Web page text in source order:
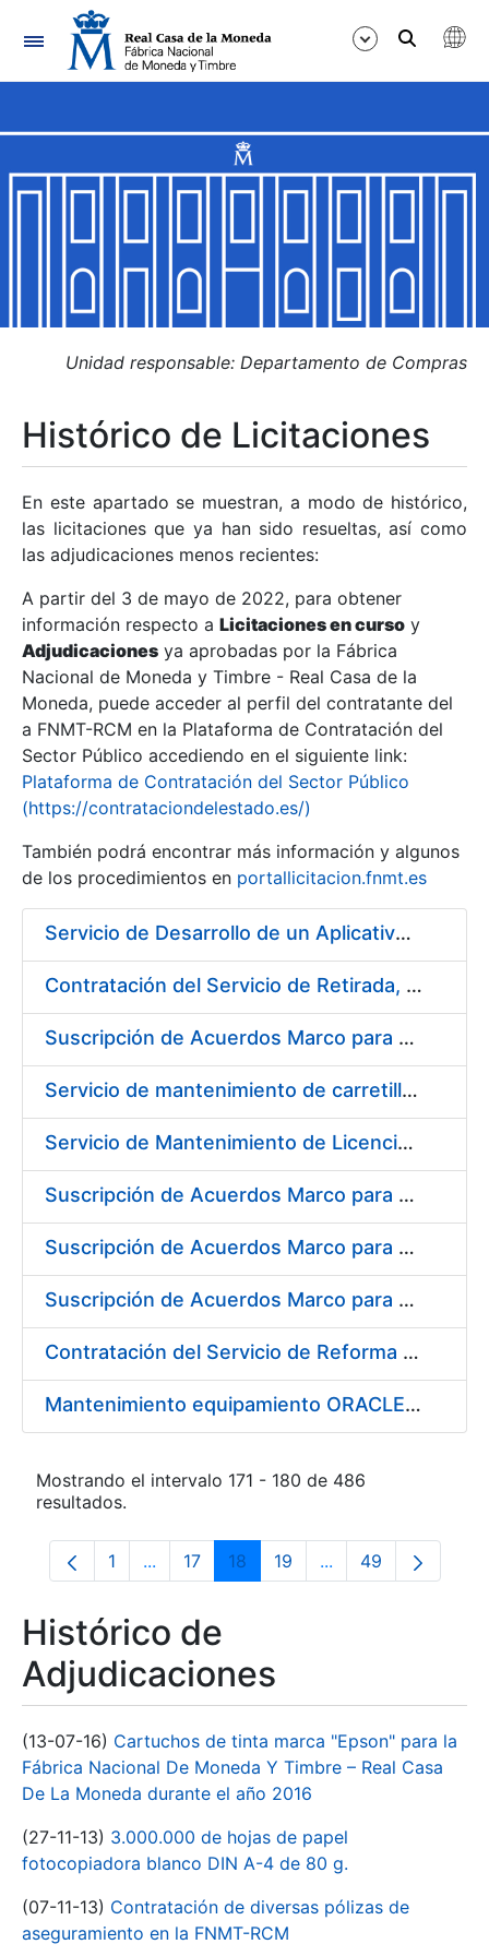
Navegación
Mostrar/Ocultar
Mostrar/Ocultar
Mostrar/Ocultar
Mostrar/Ocultar
Mostrar/Ocultar
Mostrar/Ocultar
Unidad responsable: Departamento de Compras
Histórico de Licitaciones
En este apartado se muestran, a modo de histórico,
las licitaciones que ya han sido resueltas, así como
las adjudicaciones menos recientes:
A partir del 3 de mayo de 2022, para obtener
información respecto a Licitaciones en curso y
Adjudicaciones ya aprobadas por la Fábrica
Nacional de Moneda y Timbre - Real Casa de la
Moneda, puede acceder al perfil del contratante del
a FNMT-RCM en la Plataforma de Contratación del
Sector Público accediendo en el siguiente link:
Plataforma de Contratación del Sector Público
(https://contrataciondelestado.es/)
También podrá encontrar más información y algunos
de los procedimientos en portallicitacion.fnmt.es
Servicio de Desarrollo de un Aplicativo para la Generación de Claves
Contratación del Servicio de Retirada, Transporte y Gestión de Briquetas en Fábrica de Papel de Burgos
Suscripción de Acuerdos Marco para el Suministro de Material de Electrónica e Informática
Servicio de mantenimiento de carretillas transportadoras - elevadoras para la FNMT-RCM
Servicio de Mantenimiento de Licencias Liferay
Suscripción de Acuerdos Marco para el Suministro de Material de Filtración
Suscripción de Acuerdos Marco para el Suministro de Material de Fontanería y Aire Acondicionado
Suscripción de Acuerdos Marco para el Suministro de Material de Neumática
Contratación del Servicio de Reforma de la Embocadura, Limpieza, Pintado y Numerado de Contenedores para Moneda de la FNMT-RCM
Mantenimiento equipamiento ORACLE en CERES
Mostrando el intervalo 171 - 180 de 486
resultados.
Página
1 ...Páginas intermedias Use TAB para
Página
17 Página
18 Página
19 ...PáginasPágina
49
Histórico de
Adjudicaciones
(13-07-16) Cartuchos de tinta marca "Epson" para la
Fábrica Nacional De Moneda Y Timbre – Real Casa
De La Moneda durante el año 2016
(27-11-13) 3.000.000 de hojas de papel
fotocopiadora blanco DIN A-4 de 80 g.
(07-11-13) Contratación de diversas pólizas de
aseguramiento en la FNMT-RCM